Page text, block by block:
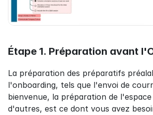
Étape 1. Préparation avant
La préparation des préparatifs
l'onboarding, tels que l'envoi de
bienvenue, la préparation de
d'autres, est ce dont vous avez